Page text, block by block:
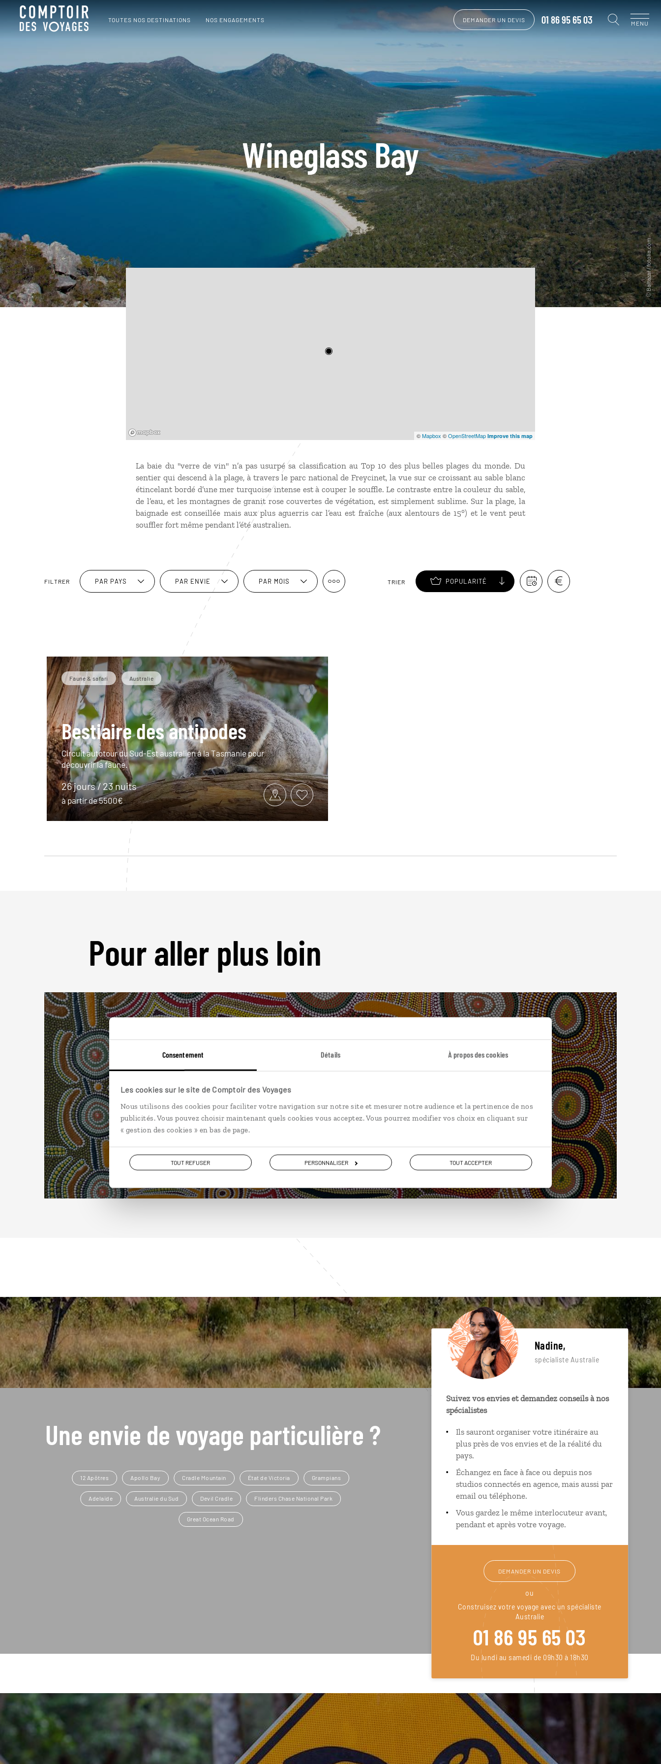
Consentement Détails À propos des cookies
Les cookies sur le site de Comptoir des Voyages
Nous utilisons des cookies pour faciliter votre navigation sur notre site et mesurer notre audience et la pertinence de nos
publicités. Vous pouvez choisir maintenant quels cookies vous acceptez. Vous pourrez modifier vos choix en cliquant sur
« gestion des cookies » en bas de page.
TOUT REFUSER PERSONNALISER TOUT ACCEPTER
TOUTES NOS DESTINATIONS NOS ENGAGEMENTS DEMANDER UN DEVIS 01 86 95 65 03 MENU
Wineglass Bay
©Mapbox ©OpenStreetMap Improve this map
La baie du "verre de vin" n’a pas usurpé sa classification au Top 10 des plus belles plages du monde. Du
sentier qui descend à la plage, à travers le parc national de Freycinet, la vue sur ce croissant au sable blanc
étincelant bordé d’une mer turquoise intense est à couper le souffle. Le contraste entre la couleur du sable,
de l’eau, et les montagnes de granit rose couvertes de végétation, est simplement sublime. Sur la plage, la
baignade est conseillée mais aux plus aguerris car l’eau est fraîche (aux alentours de 15°) et le vent peut
souffler fort même pendant l’été australien.
FILTRER PAR PAYS PAR ENVIE PAR MOIS TRIER POPULARITÉ
Faune & safari Australie
Bestiaire des antipodes
Circuit autotour du Sud-Est australien à la Tasmanie pour
découvrir la faune.
26 jours / 23 nuits
à partir de 5500€
Pour aller plus loin
Nos 9 idées de voyage
Australie
Une envie de voyage particulière ?
12 Apôtres Apollo Bay Cradle Mountain État de Victoria Grampians
Adelaïde Australie du Sud Devil Cradle Flinders Chase National Park
Great Ocean Road
Nadine,
spécialiste Australie
Suivez vos envies et demandez conseils à nos
spécialistes
Ils sauront organiser votre itinéraire au
plus près de vos envies et de la réalité du
pays.
Échangez en face à face ou depuis nos
studios connectés en agence, mais aussi par
email ou téléphone.
Vous gardez le même interlocuteur avant,
pendant et après votre voyage.
DEMANDER UN DEVIS
ou
Construisez votre voyage avec un spécialiste
Australie
01 86 95 65 03
Du lundi au samedi de 09h30 à 18h30